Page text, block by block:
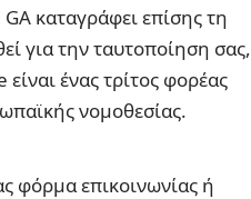
καταγράφει επίσης τη
για την ταυτοποίηση σας,
ένας τρίτος φορέας
νομοθεσίας.
φόρμα επικοινωνίας ή